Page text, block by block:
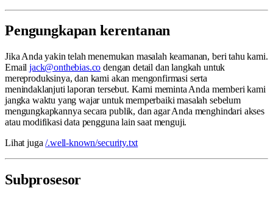
Pengungkapan kerentanan
Jika Anda yakin telah menemukan masalah keamanan, beri tahu kami.
Email jack@onthebias.co dengan detail dan langkah untuk
mereproduksinya, dan kami akan mengonfirmasi serta
menindaklanjuti laporan tersebut. Kami meminta Anda memberi kami
jangka waktu yang wajar untuk memperbaiki masalah sebelum
mengungkapkannya secara publik, dan agar Anda menghindari akses
atau modifikasi data pengguna lain saat menguji.
Lihat juga /.well-known/security.txt
Subprosesor